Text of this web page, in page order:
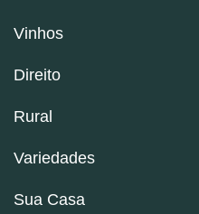
Vinhos
Direito
Rural
Variedades
Sua Casa